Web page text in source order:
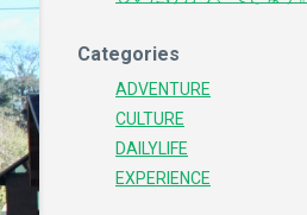
Categories
ADVENTURE
CULTURE
DAILYLIFE
EXPERIENCE